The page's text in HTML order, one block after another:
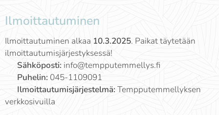
Ilmoittautuminen
Ilmoittautuminen alkaa 10.3.2025. Paikat täytetään
ilmoittautumisjärjestyksessä!
Sähköposti: info@tempputemmellys.fi
Puhelin: 045-1109091
Ilmoittautumisjärjestelmä: Tempputemmellyksen
verkkosivuilla